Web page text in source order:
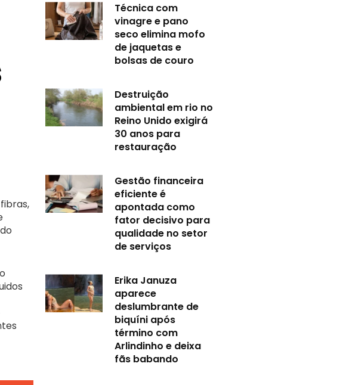
Técnica com
vinagre e pano
seco elimina mofo
de jaquetas e
bolsas de couro
Destruição
ambiental em rio no
Reino Unido exigirá
30 anos para
restauração
Gestão financeira
eficiente é
apontada como
fator decisivo para
qualidade no setor
de serviços
Erika Januza
aparece
deslumbrante de
biquíni após
término com
Arlindinho e deixa
fãs babando